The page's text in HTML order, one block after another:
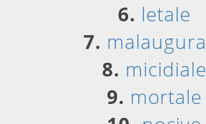
6. letale
7.
8. micidiale
9. mortale